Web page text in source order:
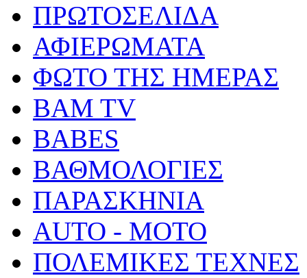
ΠΡΩΤΟΣΕΛΙΔΑ
ΑΦΙΕΡΩΜΑΤΑ
ΦΩΤΟ ΤΗΣ ΗΜΕΡΑΣ
BAM TV
BABES
ΒΑΘΜΟΛΟΓΙΕΣ
ΠΑΡΑΣΚΗΝΙΑ
AUTO - MOTO
ΠΟΛΕΜΙΚΕΣ ΤΕΧΝΕΣ